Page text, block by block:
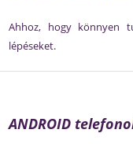
Ahhoz, hogy könnyen
lépéseket.
ANDROID